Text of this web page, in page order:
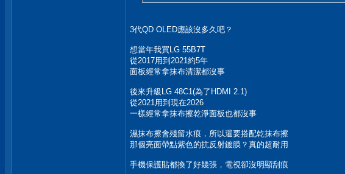
3代QD OLED應該沒多久吧？
想當年我買LG 55B7T
從2017用到2021約5年
面板經常拿抹布清潔都沒事
後來升級LG 48C1(為了HDMI 2.1)
從2021用到現在2026
一樣經常拿抹布擦乾淨面板也都沒事
濕抹布擦會殘留水痕，所以還要搭配乾抹布擦
那個亮面帶點紫色的抗反射鍍膜？真的超耐用
手機保護貼都換了好幾張，電視卻沒明顯刮痕